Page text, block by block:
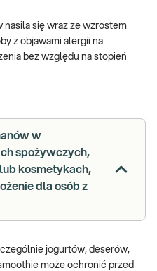
nasila się wraz ze wzrostem
z objawami alergii na
bez względu na stopień
w
spożywczych,
kosmetykach,
dla osób z
jogurtów, deserów,
może ochronić przed